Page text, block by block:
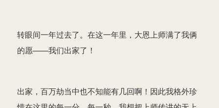
转眼间一年过去了。在这一年里，大恩上师满了我俩
的愿——我们出家了！
出家，百万劫当中也不知能有几回啊！因此我格外珍